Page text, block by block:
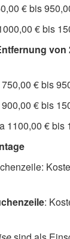
€ bis
€ bis
von
€ bis
€ bis
1100,00 € bis
: